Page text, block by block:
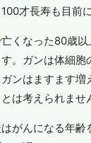
才長寿も目前
くなった80歳
。ガンは体細
ンはますます
は考えられませ
がんになる年